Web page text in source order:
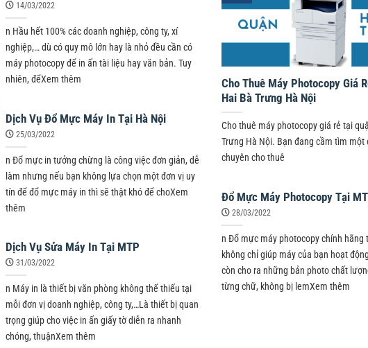
Cho Thuê Máy Photocopy Giá
Hai Bà Trưng Hà Nội
Cho thuê máy photocopy giá rẻ tại
Trưng Hà Nội. Bạn đang cầm tìm một
chuyên cho thuê
14/03/2022
n Hầu hết 100% các doanh nghiệp, công ty, xí
nghiệp,… dù có quy mô lớn hay là nhỏ đều cần có
máy photocopy để in ấn tài liệu hay văn bản. Tuy
nhiên, đểXem thêm
Dịch Vụ Đổ Mực Máy In Tại Hà Nội
25/03/2022
n Đổ mực in tưởng chừng là công việc đơn giản, dễ
làm nhưng nếu bạn không lựa chọn một đơn vị uy
tín để đổ mực máy in thì sẽ thật khó để choXem
thêm
Đổ Mực Máy Photocopy Tại
28/03/2022
n Đổ mực máy photocopy chính hãng
không chỉ giúp máy của bạn hoạt
còn cho ra những bản photo chất
từng chữ, không bị lemXem thêm
Dịch Vụ Sửa Máy In Tại MTP
31/03/2022
n Máy in là thiết bị văn phòng không thể thiếu tại
mỗi đơn vị doanh nghiệp, công ty,…Là thiết bị quan
trọng giúp cho việc in ấn giấy tờ diễn ra nhanh
chóng, thuậnXem thêm